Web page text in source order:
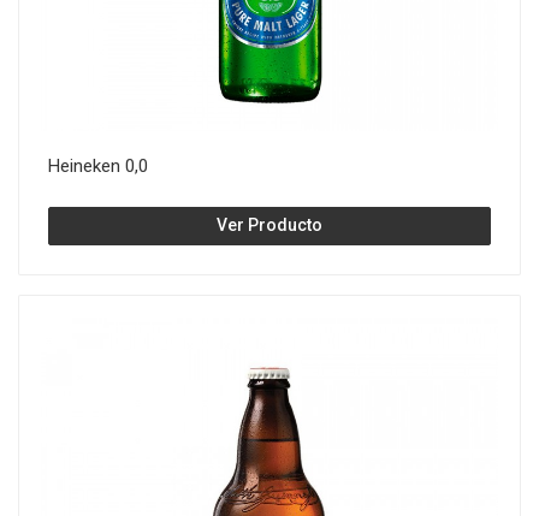
Heineken 0,0
Ver Producto